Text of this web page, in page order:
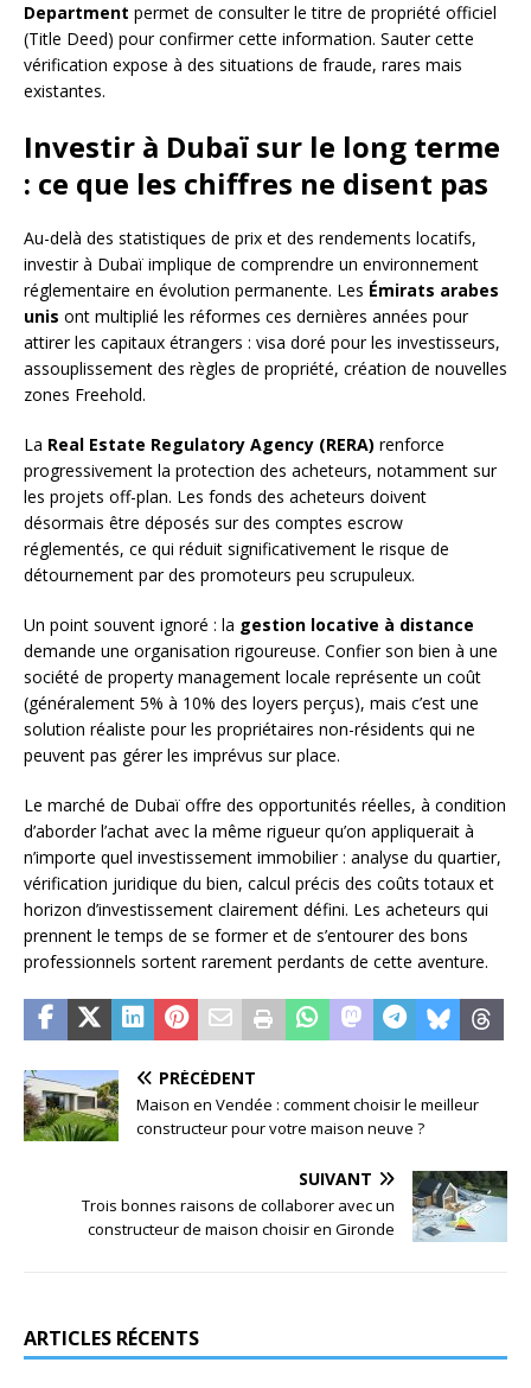
Department permet de consulter le titre de propriété officiel
(Title Deed) pour confirmer cette information. Sauter cette
vérification expose à des situations de fraude, rares mais
existantes.
Investir à Dubaï sur le long terme
: ce que les chiffres ne disent pas
Au-delà des statistiques de prix et des rendements locatifs,
investir à Dubaï implique de comprendre un environnement
réglementaire en évolution permanente. Les Émirats arabes
unis ont multiplié les réformes ces dernières années pour
attirer les capitaux étrangers : visa doré pour les investisseurs,
assouplissement des règles de propriété, création de nouvelles
zones Freehold.
La Real Estate Regulatory Agency (RERA) renforce
progressivement la protection des acheteurs, notamment sur
les projets off-plan. Les fonds des acheteurs doivent
désormais être déposés sur des comptes escrow
réglementés, ce qui réduit significativement le risque de
détournement par des promoteurs peu scrupuleux.
Un point souvent ignoré : la gestion locative à distance
demande une organisation rigoureuse. Confier son bien à une
société de property management locale représente un coût
(généralement 5% à 10% des loyers perçus), mais c’est une
solution réaliste pour les propriétaires non-résidents qui ne
peuvent pas gérer les imprévus sur place.
Le marché de Dubaï offre des opportunités réelles, à condition
d’aborder l’achat avec la même rigueur qu’on appliquerait à
n’importe quel investissement immobilier : analyse du quartier,
vérification juridique du bien, calcul précis des coûts totaux et
horizon d’investissement clairement défini. Les acheteurs qui
prennent le temps de se former et de s’entourer des bons
professionnels sortent rarement perdants de cette aventure.
PRÉCÉDENT
Maison en Vendée : comment choisir le meilleur
constructeur pour votre maison neuve ?
SUIVANT
Trois bonnes raisons de collaborer avec un
constructeur de maison choisir en Gironde
ARTICLES RÉCENTS